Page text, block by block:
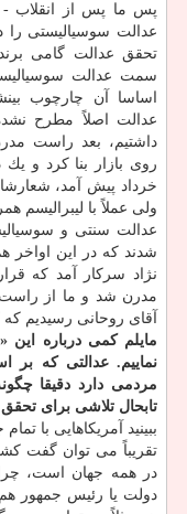
پس ما پس از انقلاب
عدالت سوسیالیستی را
تحقق عدالت گامی
سمت عدالت
اساسا آن چارچوب
عدالت اصلاً مطرح
داشتیم، بعد راست
روی بازار بنا كرد و
خرداد پیش آمد،
ولی عملاً با لیبرالیسم
عدالت سنتی و
شدند كه در این اواخر
نژاد سركار آمد كه
مدرن شد و ما از
آقای روحانی رسیدیم
مایلم كمی درباره این
نماییم. عدالتی كه
مردمی دارد دقیقا
تابحال تلاشی برای
ببینید آمریكاهایی با
تقریباً می توان گفت
در همه جهان است،
دولت یا رئیس جمهور